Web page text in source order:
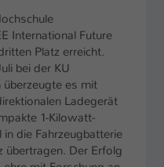
International Future
Platz erreicht.
bei der KU
überzeugte es mit
Ladegerät
1-Kilowatt-
die Fahrzeugbatterie
übertragen. Der Erfolg